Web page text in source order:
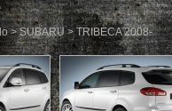
> SUBARU > TRIBECA 2008-